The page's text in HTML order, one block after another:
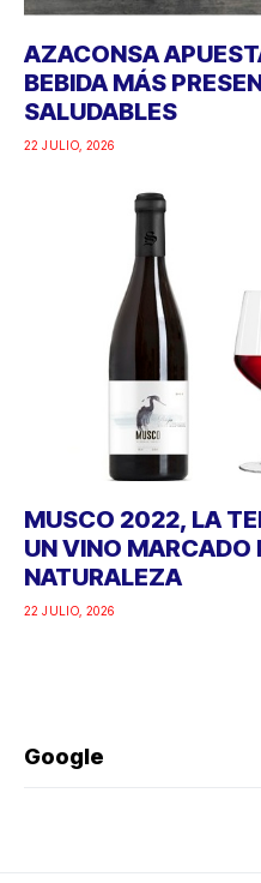
AZACONSA
BEBIDA MÁS
SALUDABLES
22 JULIO, 2026
MUSCO 2022, LA
UN VINO MARCADO
NATURALEZA
22 JULIO, 2026
Google